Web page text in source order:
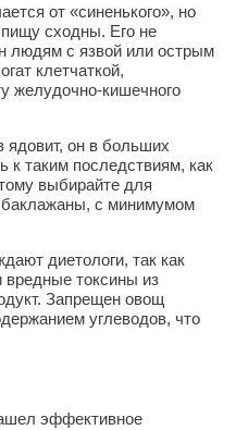
от «синенького», но
сходны. Его не
людям с язвой или острым
клетчаткой,
желудочно-кишечного
ядовит, он в больших
к таким последствиям, как
выбирайте для
баклажаны, с минимумом
диетологи, так как
вредные токсины из
Запрещен овощ
углеводов, что
эффективное